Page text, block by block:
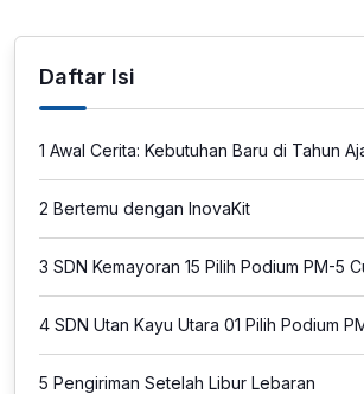
Daftar Isi
1 Awal Cerita: Kebutuhan Baru di Tahun
2 Bertemu dengan InovaKit
3 SDN Kemayoran 15 Pilih Podium PM-5
4 SDN Utan Kayu Utara 01 Pilih Podium
5 Pengiriman Setelah Libur Lebaran